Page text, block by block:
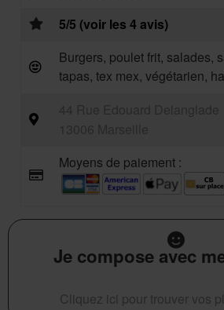
5/5 (voir les 4 avis)
Burgers, poulet frit, salades,
tapas, tex mex, végétarien,
Moyens de paiement :
Je compose avec
Cliquez ici pour trouver vos